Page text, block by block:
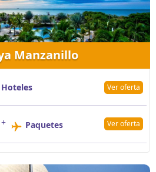
Manzanillo
Hoteles Ver oferta
+ Paquetes Ver oferta